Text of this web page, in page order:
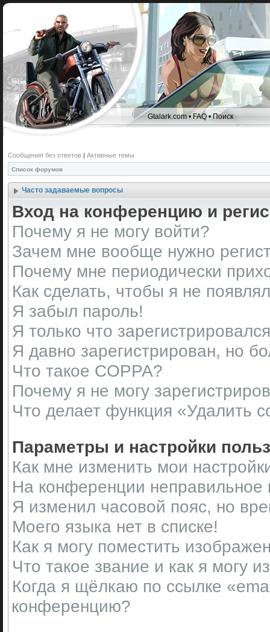
Gtalark.com •FAQ•Поиск
Сообщения без ответов | Активные темы
Список форумов
Часто задаваемые вопросы
Вход на конференцию и
Почему я не могу войти?
Зачем мне вообще нужно
Почему мне периодически
Как сделать, чтобы я не
Я забыл пароль!
Я только что
Я давно зарегистрирован, но
Что такое COPPA?
Почему я не могу
Что делает функция «Удалить
Параметры и настройки
Как мне изменить мои
На конференции неправильное
Я изменил часовой пояс, но
Моего языка нет в списке!
Как я могу поместить
Что такое звание и как я могу
Когда я щёлкаю по ссылке
конференцию?